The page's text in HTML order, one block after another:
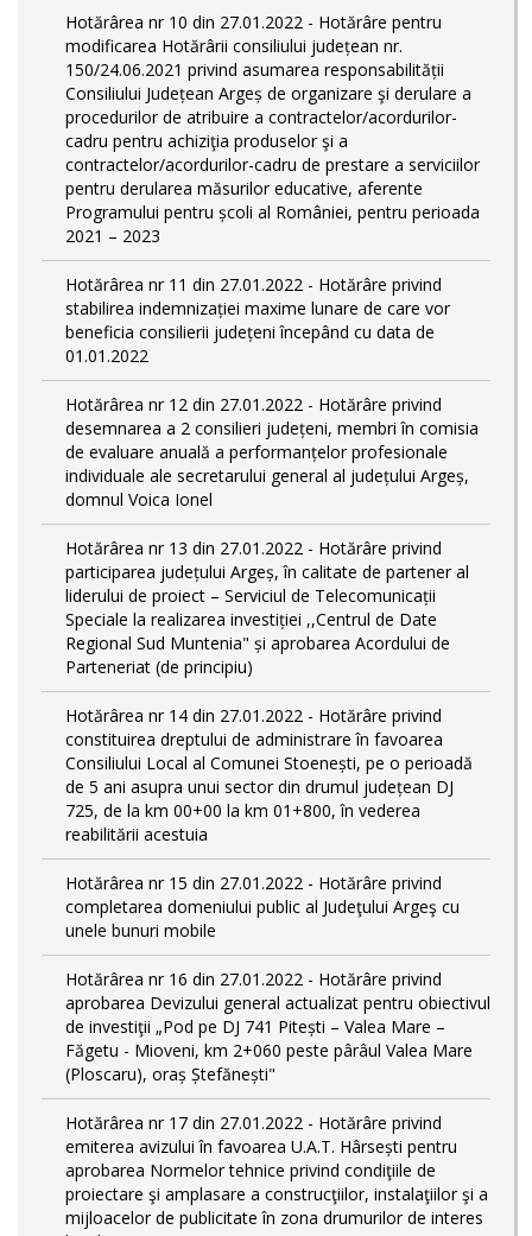
Hotărârea nr 10 din 27.01.2022 - Hotărâre pentru
modificarea Hotărârii consiliului județean nr.
150/24.06.2021 privind asumarea responsabilității
Consiliului Județean Argeș de organizare şi derulare a
procedurilor de atribuire a contractelor/acordurilor-
cadru pentru achiziţia produselor şi a
contractelor/acordurilor-cadru de prestare a serviciilor
pentru derularea măsurilor educative, aferente
Programului pentru școli al României, pentru perioada
2021 – 2023
Hotărârea nr 11 din 27.01.2022 - Hotărâre privind
stabilirea indemnizației maxime lunare de care vor
beneficia consilierii județeni începând cu data de
01.01.2022
Hotărârea nr 12 din 27.01.2022 - Hotărâre privind
desemnarea a 2 consilieri județeni, membri în comisia
de evaluare anuală a performanțelor profesionale
individuale ale secretarului general al județului Argeș,
domnul Voica Ionel
Hotărârea nr 13 din 27.01.2022 - Hotărâre privind
participarea județului Argeș, în calitate de partener al
liderului de proiect – Serviciul de Telecomunicații
Speciale la realizarea investiției ,,Centrul de Date
Regional Sud Muntenia" și aprobarea Acordului de
Parteneriat (de principiu)
Hotărârea nr 14 din 27.01.2022 - Hotărâre privind
constituirea dreptului de administrare în favoarea
Consiliului Local al Comunei Stoenești, pe o perioadă
de 5 ani asupra unui sector din drumul județean DJ
725, de la km 00+00 la km 01+800, în vederea
reabilitării acestuia
Hotărârea nr 15 din 27.01.2022 - Hotărâre privind
completarea domeniului public al Judeţului Argeş cu
unele bunuri mobile
Hotărârea nr 16 din 27.01.2022 - Hotărâre privind
aprobarea Devizului general actualizat pentru obiectivul
de investiţii „Pod pe DJ 741 Pitești – Valea Mare –
Făgetu - Mioveni, km 2+060 peste pârâul Valea Mare
(Ploscaru), oraș Ștefănești"
Hotărârea nr 17 din 27.01.2022 - Hotărâre privind
emiterea avizului în favoarea U.A.T. Hârsești pentru
aprobarea Normelor tehnice privind condiţiile de
proiectare şi amplasare a construcţiilor, instalaţiilor şi a
mijloacelor de publicitate în zona drumurilor de interes